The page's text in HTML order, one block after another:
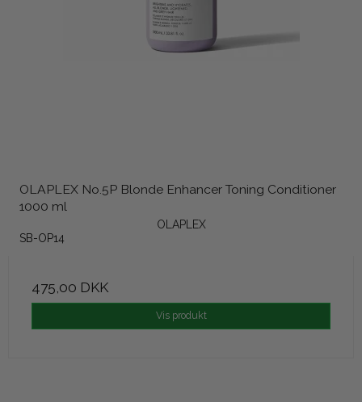
OLAPLEX No.5P Blonde Enhancer Toning Conditioner
1000 ml
OLAPLEX
SB-OP14
475,00 DKK
Vis produkt